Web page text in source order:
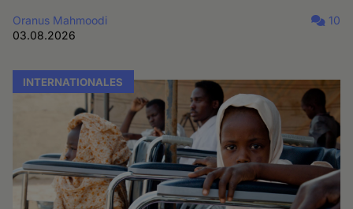
Oranus Mahmoodi
03.08.2026
10
INTERNATIONALES